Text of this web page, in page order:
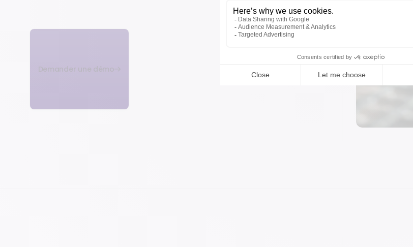
Demander une démo